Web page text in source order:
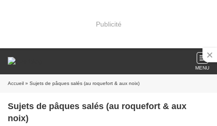
Publicité
MENU
Accueil » Sujets de pâques salés (au roquefort & aux noix)
Sujets de pâques salés (au roquefort & aux
noix)